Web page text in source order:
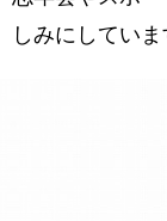
しみにしていま